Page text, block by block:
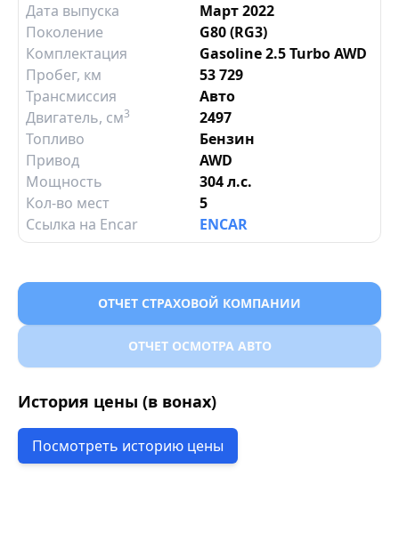
Дата выпуска
Март 2022
Поколение
G80 (RG3)
Комплектация
Gasoline 2.5 Turbo AWD
Пробег, км
53 729
Трансмиссия
Авто
Двигатель, см3
2497
Топливо
Бензин
Привод
AWD
Мощность
304 л.с.
Кол-во мест
5
Ссылка на Encar
ENCAR
ОТЧЕТ СТРАХОВОЙ КОМПАНИИ
ОТЧЕТ ОСМОТРА АВТО
История цены (в вонах)
Посмотреть историю цены